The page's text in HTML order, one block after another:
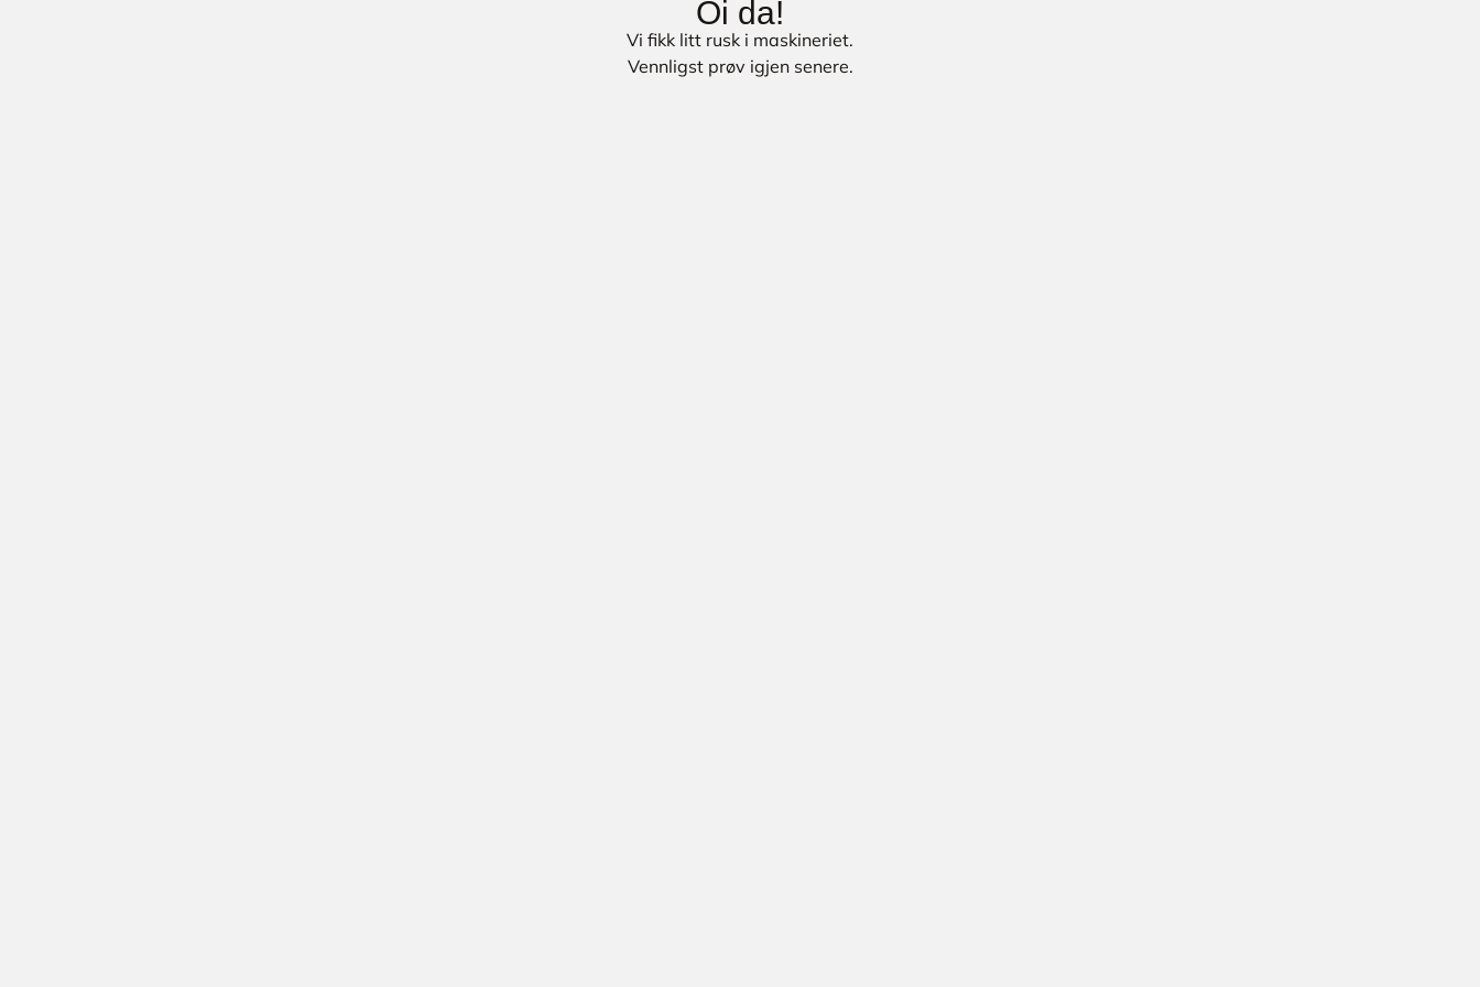
Oi da!
Vi fikk litt rusk i maskineriet.
Vennligst prøv igjen senere.